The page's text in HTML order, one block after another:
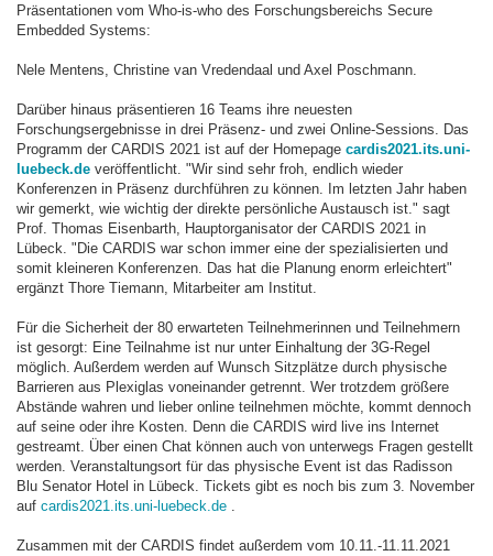
Präsentationen vom Who-is-who des Forschungsbereichs Secure
Embedded Systems:
Nele Mentens, Christine van Vredendaal und Axel Poschmann.
Darüber hinaus präsentieren 16 Teams ihre neuesten
Forschungsergebnisse in drei Präsenz- und zwei Online-Sessions. Das
Programm der CARDIS 2021 ist auf der Homepage cardis2021.its.uni-
luebeck.de veröffentlicht. "Wir sind sehr froh, endlich wieder
Konferenzen in Präsenz durchführen zu können. Im letzten Jahr haben
wir gemerkt, wie wichtig der direkte persönliche Austausch ist." sagt
Prof. Thomas Eisenbarth, Hauptorganisator der CARDIS 2021 in
Lübeck. "Die CARDIS war schon immer eine der spezialisierten und
somit kleineren Konferenzen. Das hat die Planung enorm erleichtert"
ergänzt Thore Tiemann, Mitarbeiter am Institut.
Für die Sicherheit der 80 erwarteten Teilnehmerinnen und Teilnehmern
ist gesorgt: Eine Teilnahme ist nur unter Einhaltung der 3G-Regel
möglich. Außerdem werden auf Wunsch Sitzplätze durch physische
Barrieren aus Plexiglas voneinander getrennt. Wer trotzdem größere
Abstände wahren und lieber online teilnehmen möchte, kommt dennoch
auf seine oder ihre Kosten. Denn die CARDIS wird live ins Internet
gestreamt. Über einen Chat können auch von unterwegs Fragen gestellt
werden. Veranstaltungsort für das physische Event ist das Radisson
Blu Senator Hotel in Lübeck. Tickets gibt es noch bis zum 3. November
auf cardis2021.its.uni-luebeck.de .
Zusammen mit der CARDIS findet außerdem vom 10.11.-11.11.2021